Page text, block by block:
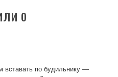
о
вставать по будильнику —